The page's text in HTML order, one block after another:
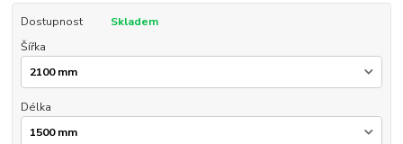
Dostupnost
Skladem
Šířka
Délka